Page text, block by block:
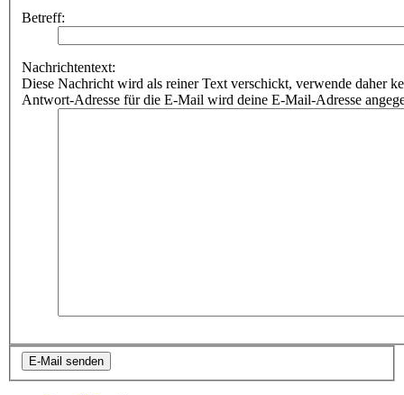
Betreff:
Nachrichtentext:
Diese Nachricht wird als reiner Text verschickt, verwende daher
Antwort-Adresse für die E-Mail wird deine E-Mail-Adresse